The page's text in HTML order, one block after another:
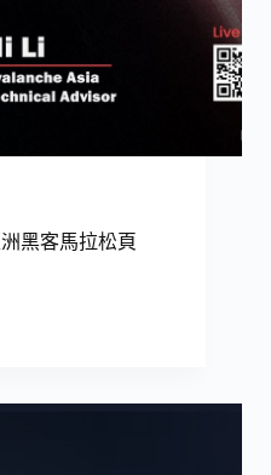
洲黑客馬拉松頁